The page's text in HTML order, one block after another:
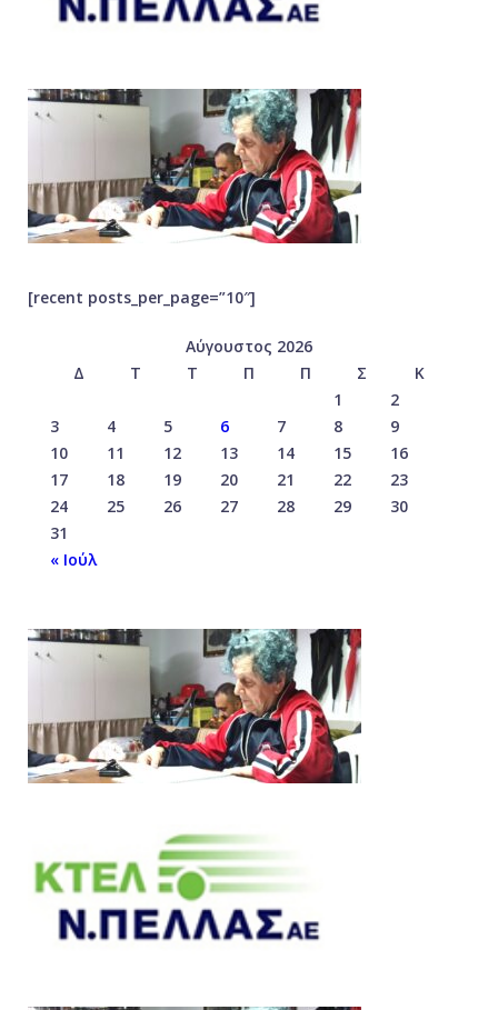
[recent posts_per_page=”10″]
Αύγουστος 2026
Δ
Τ Τ Π Π Σ
Κ
1
2
3
4 5 6 7 8
9
10
11 12 13 14 15
16
17
18 19 20 21 22
23
24
25 26 27 28 29
30
31
« Ιούλ